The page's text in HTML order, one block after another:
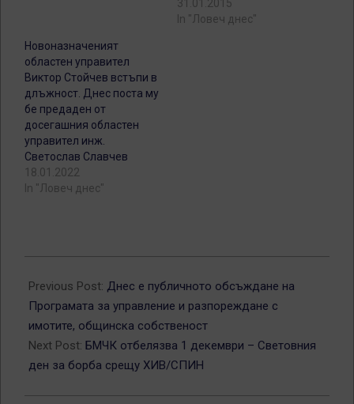
31.01.2015
In "Ловеч днес"
Новоназначеният
областен управител
Виктор Стойчев встъпи в
длъжност. Днес поста му
бе предаден от
досегашния областен
управител инж.
Светослав Славчев
18.01.2022
In "Ловеч днес"
12-
01
Previous Post: Днес е публичното обсъждане на
Програмата за управление и разпореждане с
имотите, общинска собственост
Next Post: БМЧК отбелязва 1 декември – Световния
ден за борба срещу ХИВ/СПИН